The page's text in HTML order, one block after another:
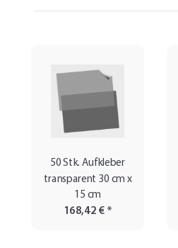
50 Stk. Aufkleber
transparent 30 cm x
15 cm
168,42 € *